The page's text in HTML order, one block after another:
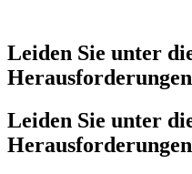
Leiden Sie unter
Leiden Sie unter